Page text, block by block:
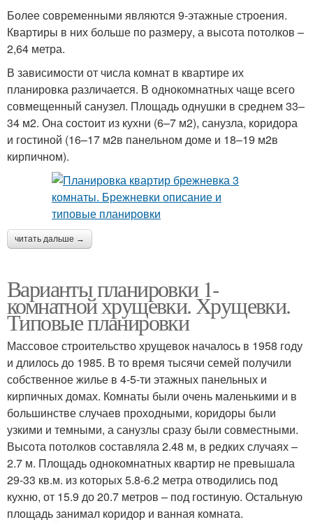
Более современными являются 9-этажные строения.
Квартиры в них больше по размеру, а высота потолков –
2,64 метра.
В зависимости от числа комнат в квартире их
планировка различается. В однокомнатных чаще всего
совмещенный санузел. Площадь однушки в среднем 33–
34 м2. Она состоит из кухни (6–7 м2), санузла, коридора
и гостиной (16–17 м2в панельном доме и 18–19 м2в
кирпичном).
читать дальше →
Варианты планировки 1-
комнатной хрущевки. Хрущевки.
Типовые планировки
Массовое строительство хрущевок началось в 1958 году
и длилось до 1985. В то время тысячи семей получили
собственное жилье в 4-5-ти этажных панельных и
кирпичных домах. Комнаты были очень маленькими и в
большинстве случаев проходными, коридоры были
узкими и темными, а санузлы сразу были совместными.
Высота потолков составляла 2.48 м, в редких случаях –
2.7 м. Площадь однокомнатных квартир не превышала
29-33 кв.м. из которых 5.8-6.2 метра отводились под
кухню, от 15.9 до 20.7 метров – под гостиную. Остальную
площадь занимал коридор и ванная комната.